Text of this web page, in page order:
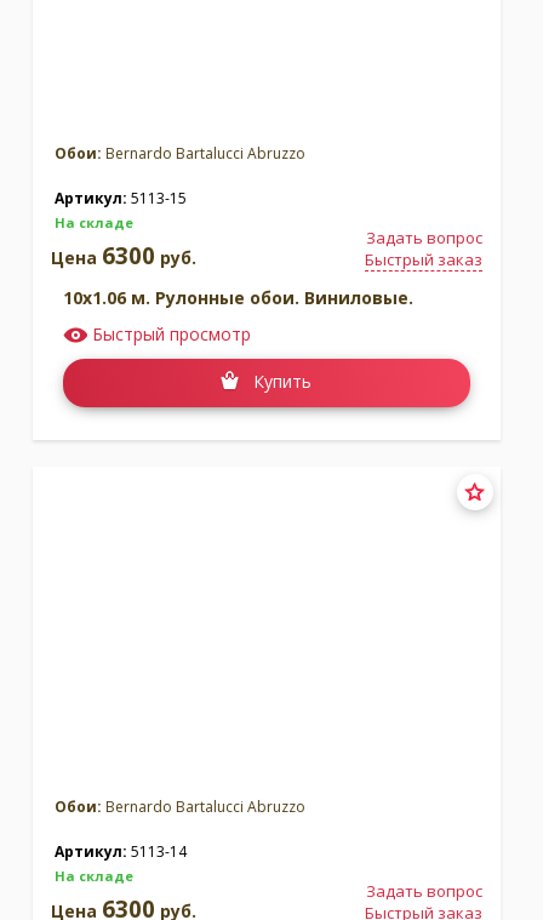
Обои: Bernardo Bartalucci Abruzzo
Артикул: 5113-15
На складе
Задать вопрос
Быстрый заказ
Цена 6300 руб.
10x1.06 м. Рулонные обои. Виниловые.
Быстрый просмотр
Купить
Обои: Bernardo Bartalucci Abruzzo
Артикул: 5113-14
На складе
Задать вопрос
Быстрый заказ
Цена 6300 руб.